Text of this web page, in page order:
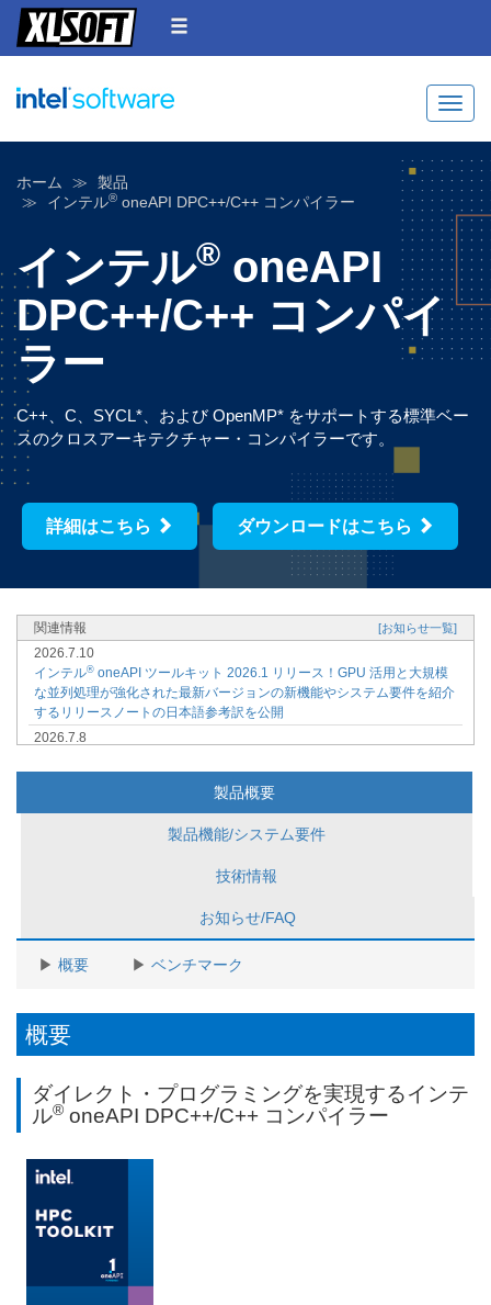
ホーム
製品
インテル® oneAPI DPC++/C++ コンパイラー
インテル® oneAPI
DPC++/C++ コンパイ
ラー
C++、C、SYCL*、および OpenMP* をサポートする標準ベー
スのクロスアーキテクチャー・コンパイラーです。
詳細はこちら ダウンロードはこちら
関連情報 [お知らせ一覧]
2026.7.10
インテル® oneAPI ツールキット 2026.1 リリース！GPU 活用と大規模
な並列処理が強化された最新バージョンの新機能やシステム要件を紹介
するリリースノートの日本語参考訳を公開
2026.7.8
受付開始【参加無料 | オンライン | プレゼント・キャンペーン】
【オンデマンド配信開始】インテル®ソフトウェア開発製品で始める
ョン開発手法入門 ～ トレーニング資料、動画を購入者限定サイトで公
®
ー開催決定 ～ インテル®ソフトウェア開発ツールのバージョン 2026 に
2026.5.14
データセンターやクライアント向け CPU と GPU のパフォーマンスを
加速！インテル
2026.5.1
【オンデマンド配信開始】インテル ®VTune ™ プロファイラーから始め
2026.4.17
Windows* ～ Visual Studio* 環境での Fortran アプリケーション開発手
法入門 ～【参加無料、事前登録制】
【オンデマンド配信開始】インテル
製品概要
製品機能/システム要件
技術情報
お知らせ/FAQ
概要 ベンチマーク
概要
ダイレクト・プログラミングを実現するインテ
ル® oneAPI DPC++/C++ コンパイラー